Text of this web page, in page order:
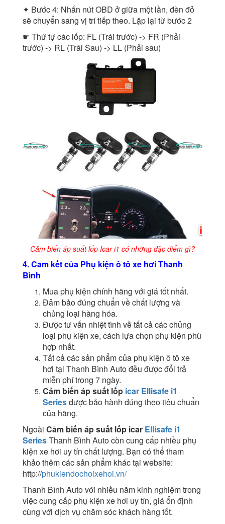
✦ Bước 4: Nhấn nút OBD ở giữa một lần, đèn đỏ
sẽ chuyển sang vị trí tiếp theo. Lặp lại từ bước 2
☛ Thứ tự các lốp: FL (Trái trước) -> FR (Phải
trước) -> RL (Trái Sau) -> LL (Phải sau)
Cảm biến áp suất lốp Icar i1 có những đặc điểm gì?
4. Cam kết của Phụ kiện ô tô xe hơi Thanh
Bình
Mua phụ kiện chính hãng với giá tốt nhất.
Đảm bảo đúng chuẩn về chất lượng và
chủng loại hàng hóa.
Được tư vấn nhiệt tình về tất cả các chủng
loại phụ kiện xe, cách lựa chọn phụ kiện phù
hợp nhất.
Tất cả các sản phẩm của phụ kiện ô tô xe
hơi tại Thanh Bình Auto đều được đổi trả
miễn phí trong 7 ngày.
Cảm biến áp suất lốp icar Ellisafe i1
Seriesđược bảo hành đúng theo tiêu chuẩn
của hãng.
Ngoài Cảm biến áp suất lốp icar Ellisafe i1
SeriesThanh Bình Auto còn cung cấp nhiều phụ
kiện xe hơi uy tín chất lượng. Bạn có thể tham
khảo thêm các sản phẩm khác tại website:
http://phukiendochoixehoi.vn/
Thanh Bình Auto với nhiều năm kinh nghiệm trong
việc cung cấp phụ kiện xe hơi uy tín, giá ổn định
cùng với dịch vụ chăm sóc khách hàng tốt.